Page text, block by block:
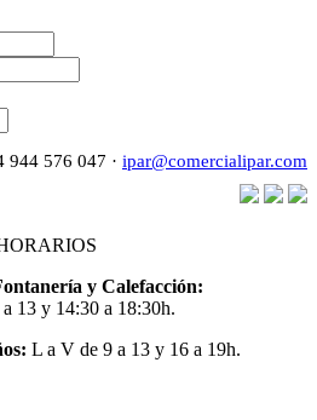
944 576 047 · ipar@comercialipar.com
y Calefacción:
13 y 14:30 a 18:30h.
L a V de 9 a 13 y 16 a 19h.